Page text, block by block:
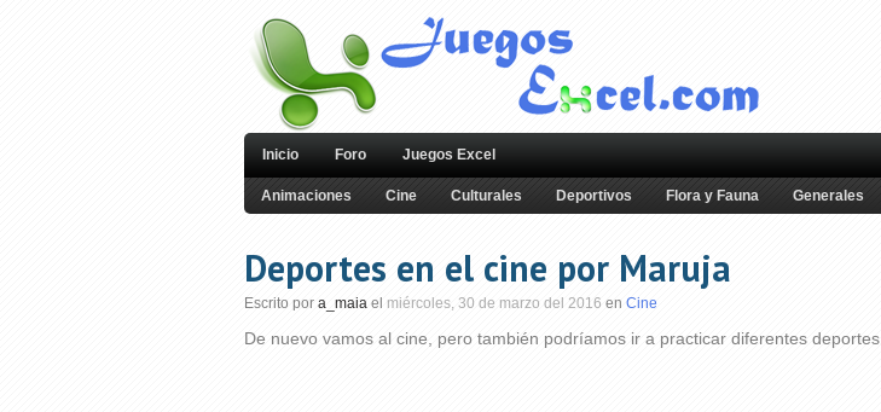
Inicio Foro Juegos Excel
Animaciones Cine Culturales Deportivos Flora y Fauna Generales
Deportes en el cine por Maruja
Escrito por a_maia el miércoles, 30 de marzo del 2016 en Cine
De nuevo vamos al cine, pero también podríamos ir a practicar diferentes deportes.